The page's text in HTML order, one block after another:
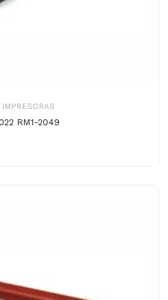
IMPRESORAS
RM1-2049